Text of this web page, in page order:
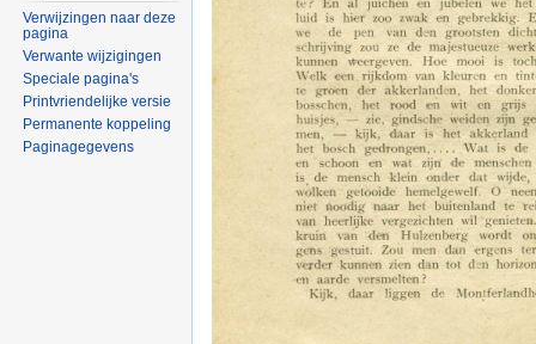
Verwijzingen naar deze
pagina
Verwante wijzigingen
Speciale pagina's
Printvriendelijke versie
Permanente koppeling
Paginagegevens